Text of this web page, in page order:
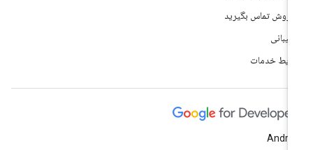
فروش تماس بگیرید
خدمات